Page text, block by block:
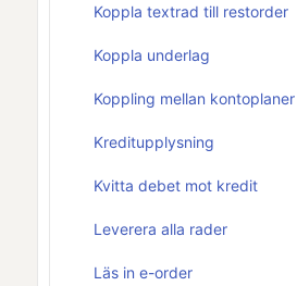
Koppla textrad till restorder
Koppla underlag
Koppling mellan kontoplaner
Kreditupplysning
Kvitta debet mot kredit
Leverera alla rader
Läs in e-order